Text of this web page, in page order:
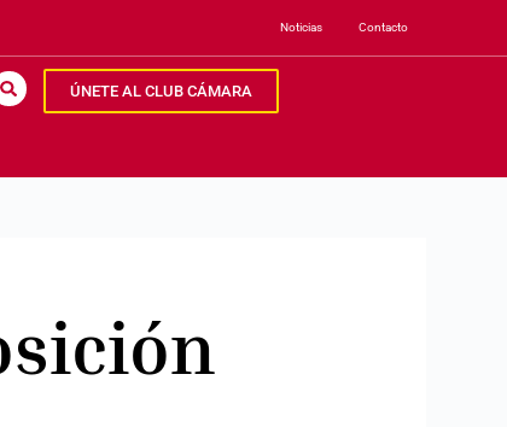
Noticias Contacto
ÚNETE AL CLUB CÁMARA